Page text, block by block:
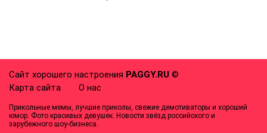
Сайт хорошего настроения PAGGY.RU ©
Карта сайта
О нас
Прикольные мемы, лучшие приколы, свежие демотиваторы и хороший
юмор. Фото красивых девушек. Новости звёзд российского и
зарубежного шоу-бизнеса.